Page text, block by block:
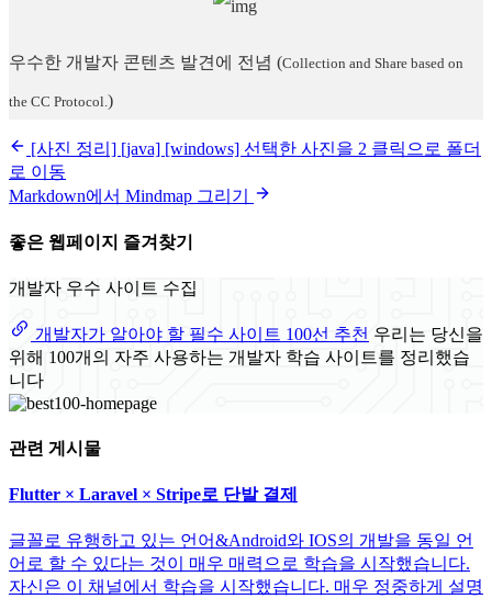
우수한 개발자 콘텐츠 발견에 전념 (Collection and Share based on
the CC Protocol. )
[사진 정리] [java] [windows] 선택한 사진을 2 클릭으로 폴더
로 이동
Markdown에서 Mindmap 그리기
좋은 웹페이지 즐겨찾기
개발자 우수 사이트 수집
개발자가 알아야 할 필수 사이트 100선 추천 우리는 당신을
위해 100개의 자주 사용하는 개발자 학습 사이트를 정리했습
니다
관련 게시물
Flutter × Laravel × Stripe로 단발 결제
글꼴로 유행하고 있는 언어&Android와 IOS의 개발을 동일 언
어로 할 수 있다는 것이 매우 매력으로 학습을 시작했습니다.
자신은 이 채널에서 학습을 시작했습니다. 매우 정중하게 설명